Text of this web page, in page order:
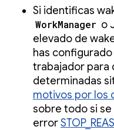
Si identificas
WorkManager o
elevado de
has
trabajador para
determinadas
motivos por los
sobre todo si
error